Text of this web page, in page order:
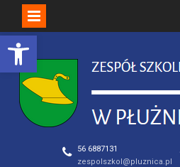
Open toolbar
Skip
to
content
56 6887131
zespolszkol@pluznica.pl